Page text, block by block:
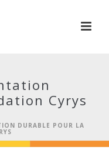
Cyrys
DURABLE POUR LA